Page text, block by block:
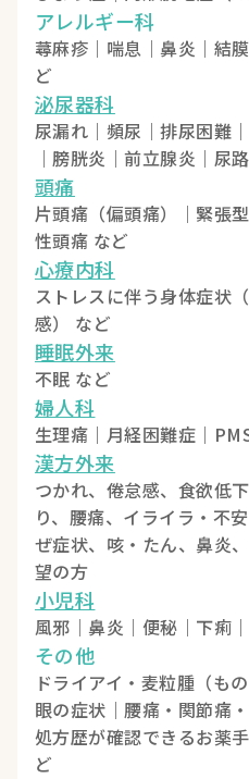
アレルギー科
蕁麻疹｜喘息｜鼻炎｜結
ど
泌尿器科
尿漏れ｜頻尿｜排尿困難
｜膀胱炎｜前立腺炎｜尿
頭痛
片頭痛（偏頭痛）｜緊張
性頭痛 など
心療内科
ストレスに伴う身体症状
感） など
睡眠外来
不眠 など
婦人科
生理痛｜月経困難症｜
漢方外来
つかれ、倦怠感、食欲低
り、腰痛、イライラ・不
ぜ症状、咳・たん、鼻炎
望の方
小児科
風邪｜鼻炎｜便秘｜下痢
その他
ドライアイ・麦粒腫（も
眼の症状｜腰痛・関節痛
処方歴が確認できるお薬
ど